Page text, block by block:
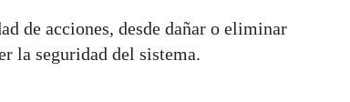
de acciones, desde dañar o eliminar
la seguridad del sistema.